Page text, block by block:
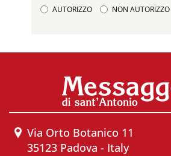
AUTORIZZO NON AUTORIZZO
Via Orto Botanico 11
35123 Padova - Italy